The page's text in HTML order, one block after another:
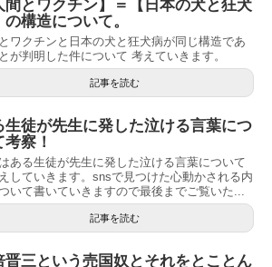
間とワクチン】＝【日本の犬と狂犬
の構造について。
ワクチンと日本の犬と狂犬病が同じ構造であ
が判明した件について 考えていきます。
記事を読む
生徒が先生に発した泣ける言葉につ
考察！
ある生徒が先生に発した泣ける言葉について
していきます。snsで見つけた心動かされる内
いて書いていきますので最後までご覧いた...
記事を読む
晋三という売国奴とそれをとことん